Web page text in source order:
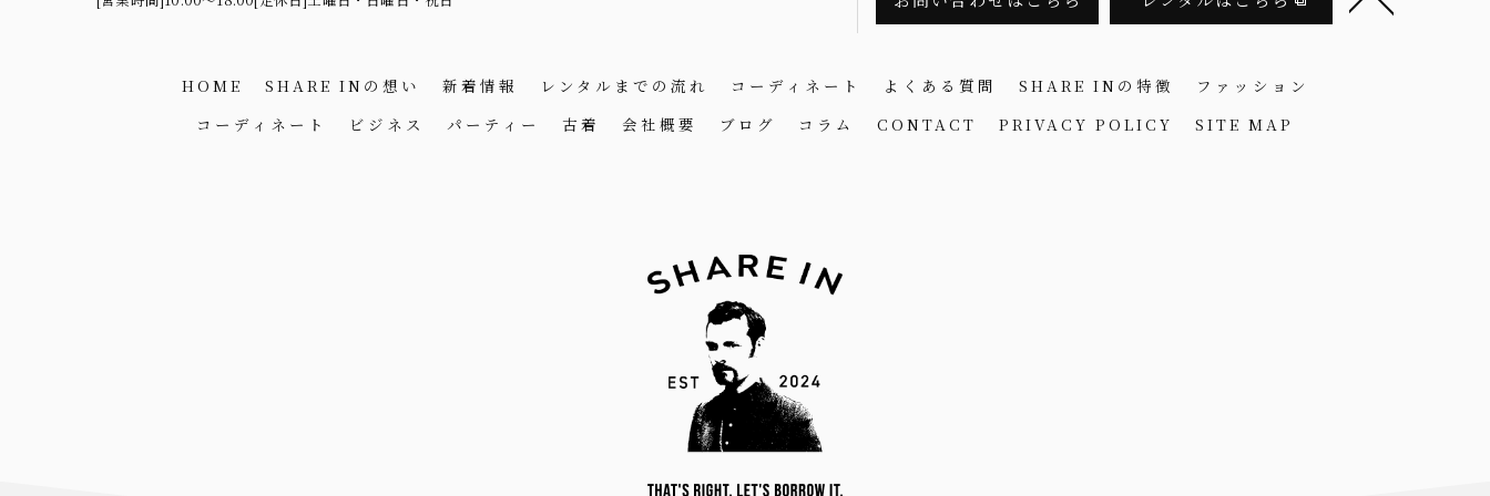
HOME SHARE INの想い 新着情報 レンタルまでの流れ コーディネート よくある質問 SHARE INの特徴
ファッション
コーディネート
ビジネス パーティー 古着 会社概要 ブログ コラム CONTACT PRIVACY POLICY SITE MAP